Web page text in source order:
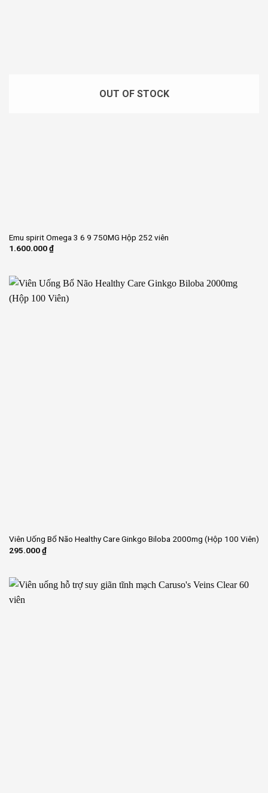
OUT OF STOCK
Emu spirit Omega 3 6 9 750MG Hộp 252 viên
1.600.000₫
Viên Uống Bổ Não Healthy Care Ginkgo Biloba 2000mg (Hộp 100 Viên)
295.000₫